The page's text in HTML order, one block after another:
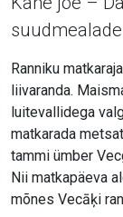
suudmealade
Ranniku
liivaranda.
luitevallidega
matkarada
tammi ümber
Nii matkapäeva
mõnes Vecāķi